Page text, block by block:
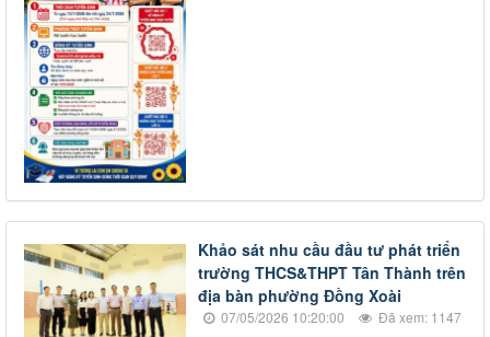
Khảo sát nhu cầu đầu tư phát triển
trường THCS&THPT Tân Thành trên
địa bàn phường Đồng Xoài
07/05/2026 10:20:00 Đã xem: 1147